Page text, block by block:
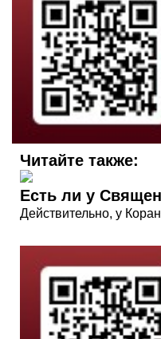
Читайте также:
Есть ли у
Действительно, у